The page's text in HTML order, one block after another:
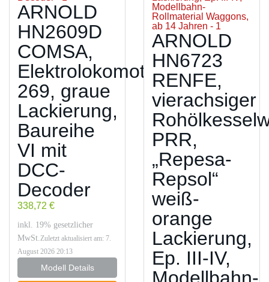
ARNOLD
HN2609D
COMSA,
Elektrolokomotive
269, graue
Lackierung,
Baureihe
VI mit
DCC-
Decoder
338,72 €
inkl. 19% gesetzlicher
MwSt. Zuletzt aktualisiert am: 7.
August 2026 20:13
Modell Details
ARNOLD
HN6723
RENFE,
vierachsiger
PRR,
„Repesa-
Repsol“
weiß-
orange
Lackierung,
Ep. III-IV,